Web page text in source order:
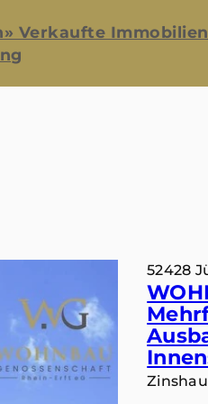
» Verkaufte Immobilien
52428